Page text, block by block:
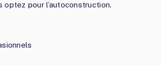
pour l’autoconstruction.